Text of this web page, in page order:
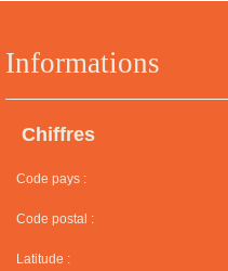
Informations
Chiffres
Code pays :
Code postal :
Latitude :